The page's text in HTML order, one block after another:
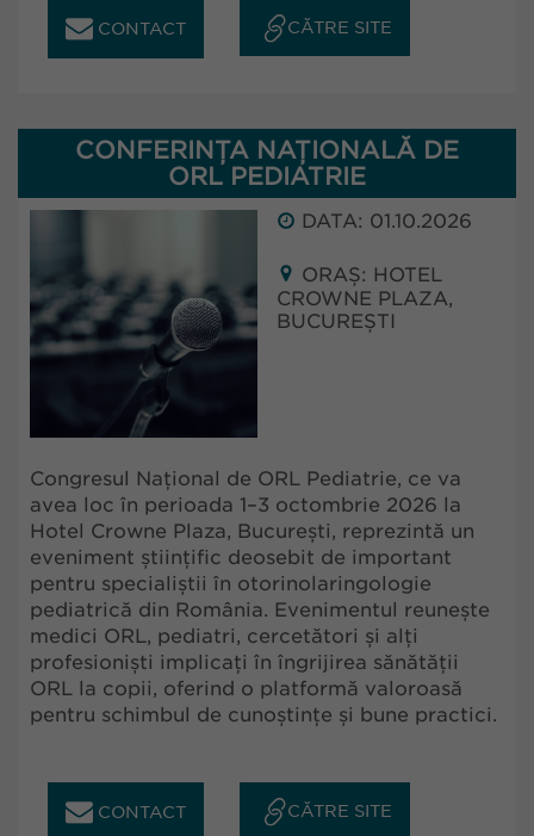
CONTACT CĂTRE SITE
CONFERINȚA NAȚIONALĂ DE
ORL PEDIATRIE
DATA: 01.10.2026
ORAȘ: HOTEL
CROWNE PLAZA,
BUCUREȘTI
Congresul Național de ORL Pediatrie, ce va
avea loc în perioada 1–3 octombrie 2026 la
Hotel Crowne Plaza, București, reprezintă un
eveniment științific deosebit de important
pentru specialiștii în otorinolaringologie
pediatrică din România. Evenimentul reunește
medici ORL, pediatri, cercetători și alți
profesioniști implicați în îngrijirea sănătății
ORL la copii, oferind o platformă valoroasă
pentru schimbul de cunoștințe și bune practici.
CONTACT CĂTRE SITE